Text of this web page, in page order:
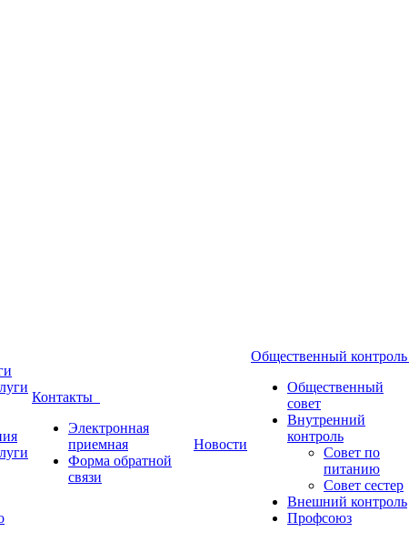
Контакты
Электронная
приемная
Форма обратной
связи
Новости
Общественный контроль
Общественный
совет
Внутренний
контроль
Совет по
питанию
Совет сестер
Внешний контроль
Профсоюз